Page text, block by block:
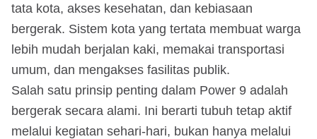
tata kota, akses kesehatan, dan kebiasaan
bergerak. Sistem kota yang tertata membuat warga
lebih mudah berjalan kaki, memakai transportasi
umum, dan mengakses fasilitas publik.
Salah satu prinsip penting dalam Power 9 adalah
bergerak secara alami. Ini berarti tubuh tetap aktif
melalui kegiatan sehari-hari, bukan hanya melalui